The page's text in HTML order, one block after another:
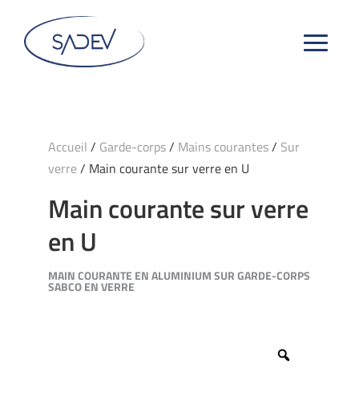
Accueil / Garde-corps/ Mains courantes/ Sur
verre/ Main courante sur verre en U
Main courante sur verre
en U
MAIN COURANTE EN ALUMINIUM SUR GARDE-CORPS
SABCO EN VERRE